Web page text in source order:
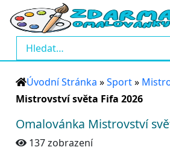
Úvodní Stránka »Sport»
Mistrovství světa Fifa 2026
Omalovánka Mistrovství
137 zobrazení